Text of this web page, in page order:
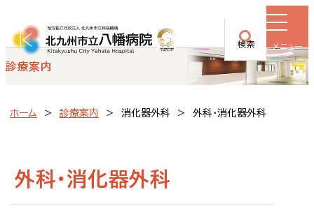
検索 メニュー
診療案内
ホーム 診療案内 消化器外科 外科・消化器外科
外科・消化器外科